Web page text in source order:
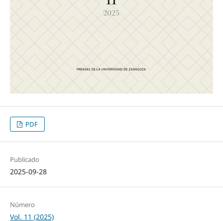
PDF
Publicado
2025-09-28
Número
Vol. 11 (2025)